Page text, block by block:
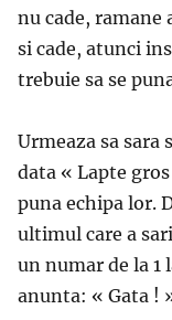
nu cade, ramane
si cade, atunci
trebuie sa se
Urmeaza sa
data « Lapte
puna echipa lor.
ultimul care a
un numar de la 1
anunta: « Gata !